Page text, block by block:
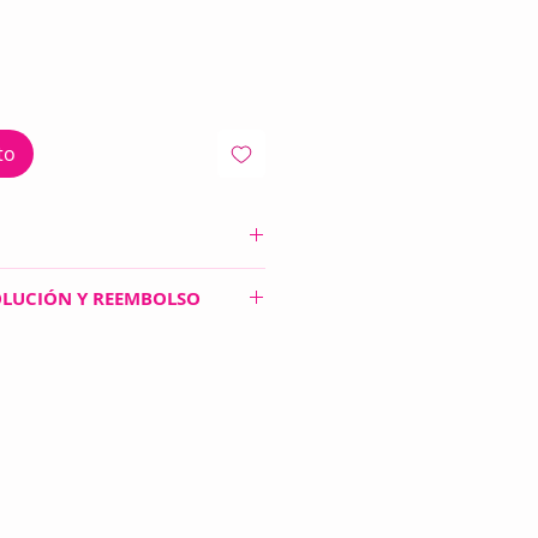
DE TELA
Y REEMBOLSO
pedimos nos contactes antes